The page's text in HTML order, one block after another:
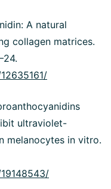
A natural
collagen matrices.
ultraviolet-
melanocytes in vitro.